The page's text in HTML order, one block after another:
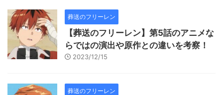
葬送のフリーレン
【葬送のフリーレン】第5話のアニメな
らではの演出や原作との違いを考察！
2023/12/15
葬送のフリーレン